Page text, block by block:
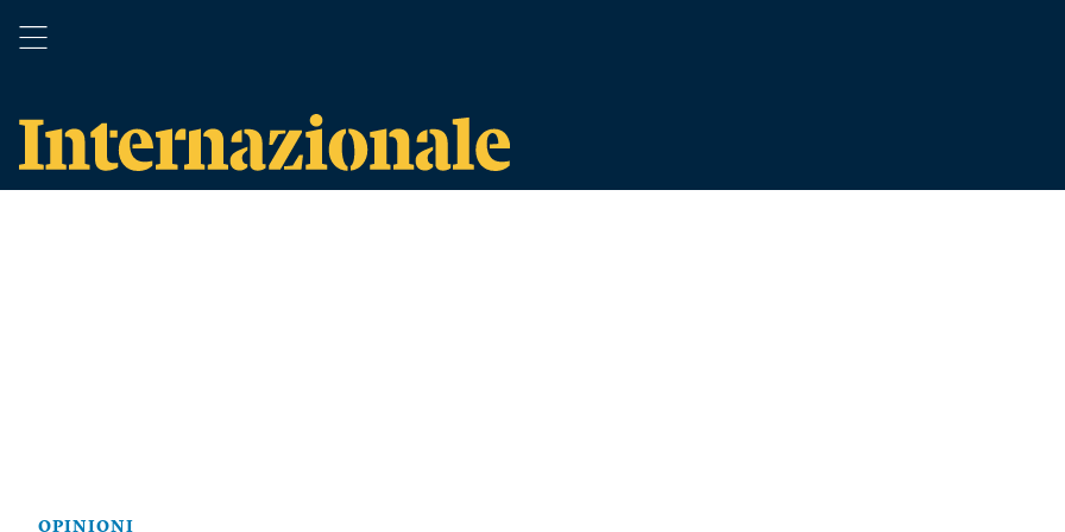
OPINIONI